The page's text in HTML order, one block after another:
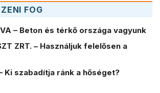
FOG
– Beton és térkő országa vagyunk
ZRT. – Használjuk felelősen a
Ki szabadítja ránk a hőséget?